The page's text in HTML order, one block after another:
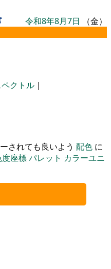
令和8年8月7日 （金）
クトル |
されても良いよう 配色 に
度座標パレット カラーユニ